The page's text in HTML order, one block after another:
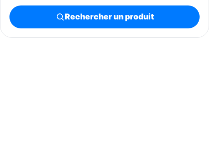
Rechercher un produit